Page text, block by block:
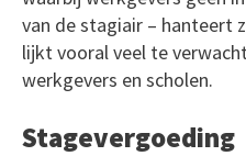
van de stagiair – hanteert
lijkt vooral veel te
werkgevers en scholen.
Stagevergoeding